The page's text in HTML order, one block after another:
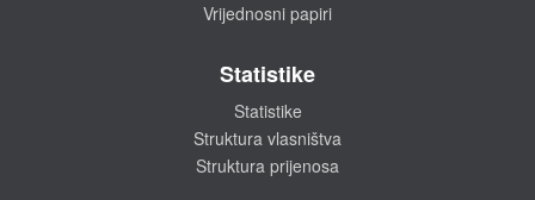
Vrijednosni papiri
Statistike
Statistike
Struktura vlasništva
Struktura prijenosa